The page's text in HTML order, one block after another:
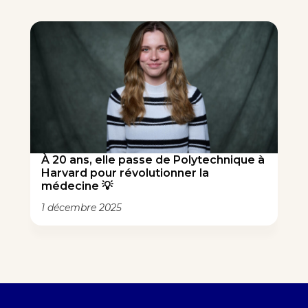
À 20 ans, elle passe de Polytechnique à
Harvard pour révolutionner la
médecine 💡
1 décembre 2025